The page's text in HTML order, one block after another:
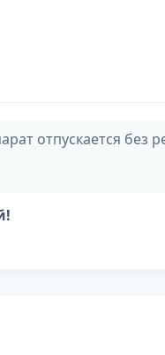
отпускается без